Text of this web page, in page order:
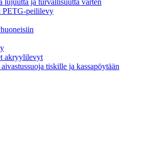
lujuutta ja turvallisuutta varten
PETG-peililevy
akryylilevyt
tiskille ja kassapöytään